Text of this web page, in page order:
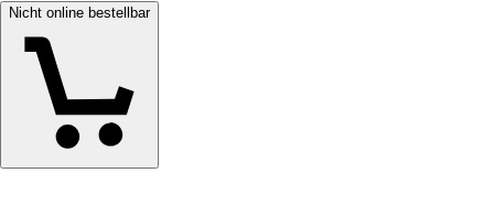
Nicht online bestellbar